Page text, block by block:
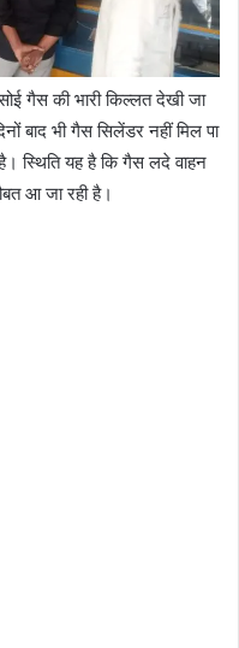
गैस की भारी किल्लत देखी जा
बाद भी गैस सिलेंडर नहीं मिल पा
स्थिति यह है कि गैस लदे वाहन
आ जा रही है।